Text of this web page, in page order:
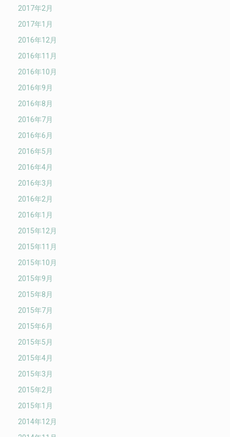
2017年2月
2017年1月
2016年12月
2016年11月
2016年10月
2016年9月
2016年8月
2016年7月
2016年6月
2016年5月
2016年4月
2016年3月
2016年2月
2016年1月
2015年12月
2015年11月
2015年10月
2015年9月
2015年8月
2015年7月
2015年6月
2015年5月
2015年4月
2015年3月
2015年2月
2015年1月
2014年12月